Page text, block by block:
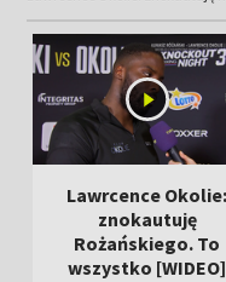
Lawrcence Okolie:
znokautuję
Rożańskiego. To
wszystko [WIDEO]